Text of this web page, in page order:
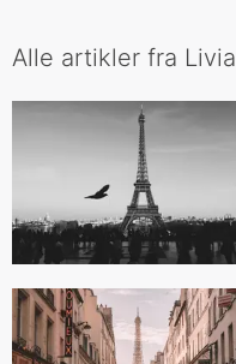
Alle artikler fra Livia